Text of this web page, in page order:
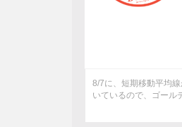
8/7に、短期移動平均
いているので、ゴール